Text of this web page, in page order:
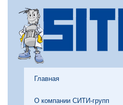
Главная
О компании СИТИ-групп